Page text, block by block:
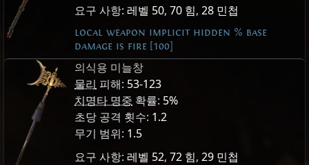
요구 사항: 레벨 50, 70 힘, 28 민첩
local weapon implicit hidden % base
damage is fire [100]
의식용 미늘창
물리 피해: 53-123
치명타 명중 확률: 5%
초당 공격 횟수: 1.2
무기 범위: 1.5
요구 사항: 레벨 52, 72 힘, 29 민첩